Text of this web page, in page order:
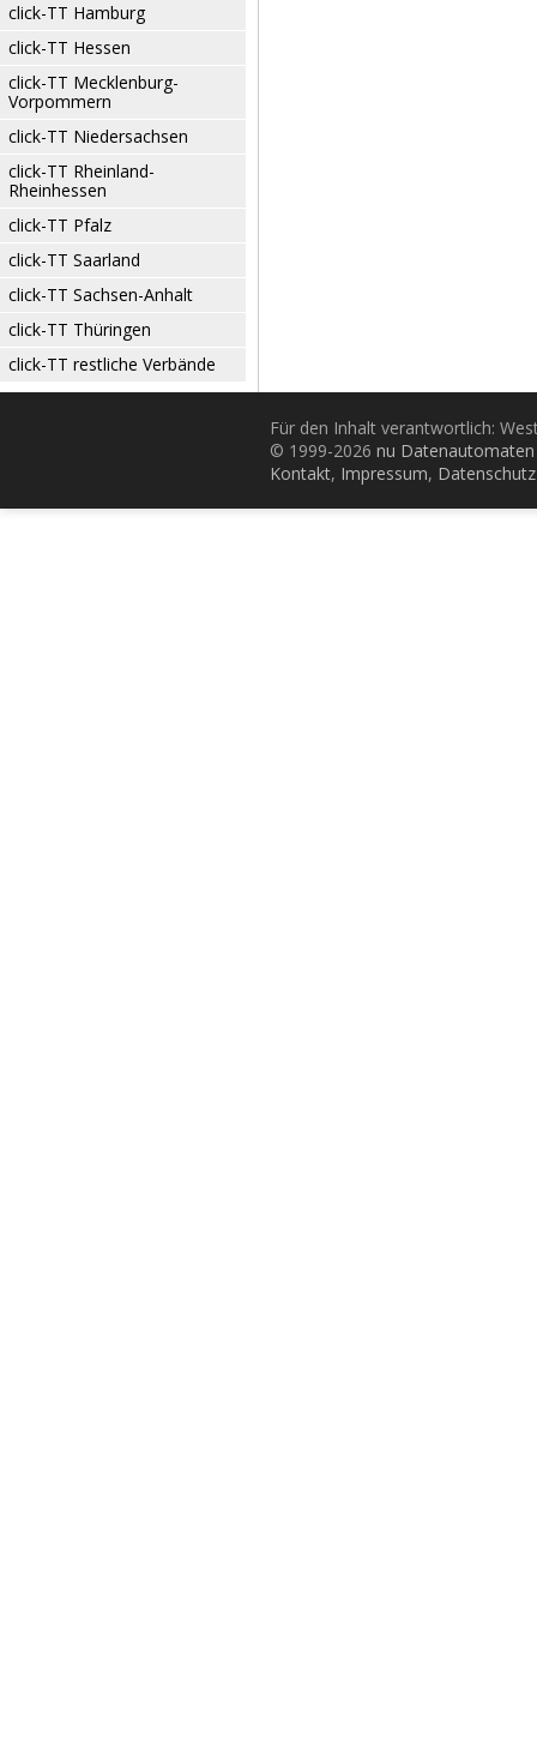
click-TT Hamburg
click-TT Hessen
click-TT Mecklenburg-
Vorpommern
click-TT Niedersachsen
click-TT Rheinland-
Rheinhessen
click-TT Pfalz
click-TT Saarland
click-TT Sachsen-Anhalt
click-TT Thüringen
click-TT restliche Verbände
Für den Inhalt verantwortlich:
© 1999-2026 nu
Kontakt, Impressum, Datenschutz